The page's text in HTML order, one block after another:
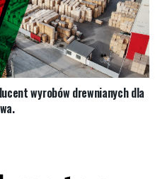
wyrobów drewnianych dla